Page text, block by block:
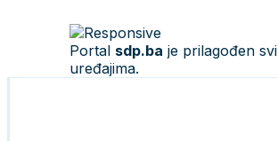
Portal sdp.ba je prilagođen
uređajima.